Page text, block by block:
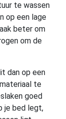
te wassen
op een lage
beter om
om de
dan op een
te
goed
je bed legt,